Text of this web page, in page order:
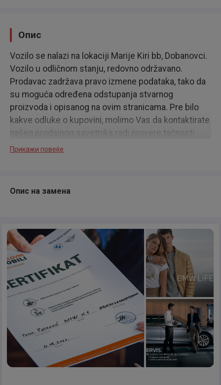
Опис
Vozilo se nalazi na lokaciji Marije Kiri bb, Dobanovci.
Vozilo u odličnom stanju, redovno održavano.
Prodavac zadržava pravo izmene podataka, tako da
su moguća određena odstupanja stvarnog
proizvoda i opisanog na ovim stranicama. Pre bilo
kakve odluke o kupovini, molimo Vas da kontaktirate
našeg prodajnog savetnika radi provere tačnosti
podataka.
Прикажи повеќе
Опис на замена